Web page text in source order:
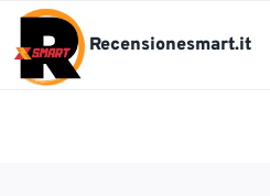
Salta
contenuto
Recensionesmart.it